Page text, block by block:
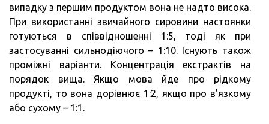
випадку з першим продуктом вона не надто висока.
При використанні звичайного сировини настоянки
готуються в співвідношенні 1:5, тоді як при
застосуванні сильнодіючого – 1:10. Існують також
проміжні варіанти. Концентрація екстрактів на
порядок вища. Якщо мова йде про рідкому
продукті, то вона дорівнює 1:2, якщо про в’язкому
або сухому – 1:1.